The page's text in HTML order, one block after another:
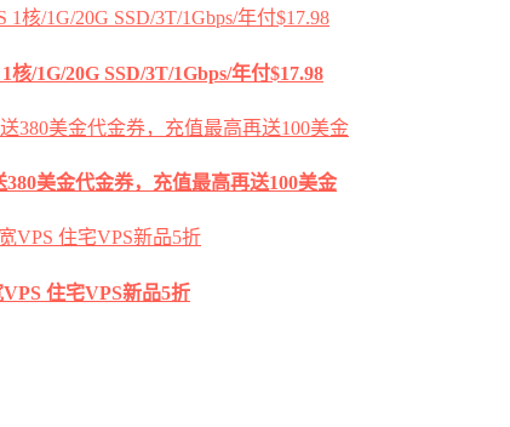
/1G/20G SSD/3T/1Gbps/年付$17.98
美金代金券，充值最高再送100美金
住宅VPS新品5折